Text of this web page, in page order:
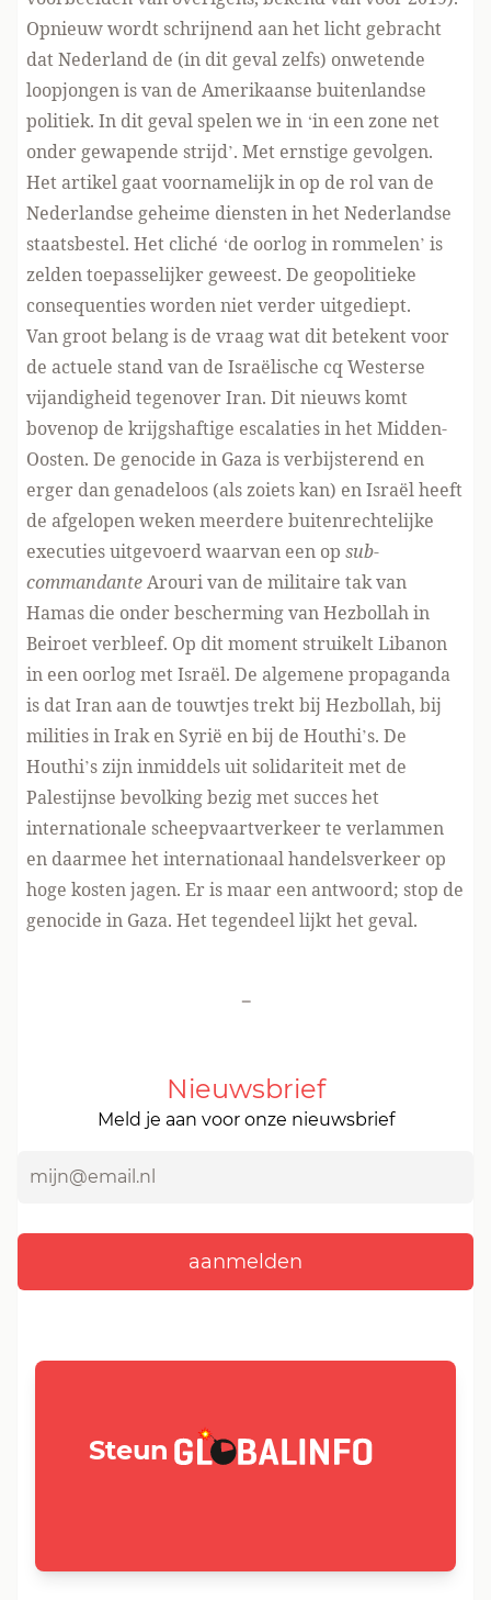
Opnieuw wordt schrijnend aan het licht gebracht
dat Nederland de (in dit geval zelfs) onwetende
loopjongen is van de Amerikaanse buitenlandse
politiek. In dit geval spelen we in ‘in een zone net
onder gewapende strijd’. Met ernstige gevolgen.
Het artikel gaat voornamelijk in op de rol van de
Nederlandse geheime diensten in het Nederlandse
staatsbestel. Het cliché ‘de oorlog in rommelen’ is
zelden toepasselijker geweest. De geopolitieke
consequenties worden niet verder uitgediept.
Van groot belang is de vraag wat dit betekent voor
de actuele stand van de Israëlische cq Westerse
vijandigheid tegenover Iran. Dit nieuws komt
bovenop de krijgshaftige escalaties in het Midden-
Oosten. De genocide in Gaza is verbijsterend en
erger dan genadeloos (als zoiets kan) en Israël heeft
de afgelopen weken meerdere buitenrechtelijke
executies uitgevoerd waarvan een op sub-
commandanteArouri van de militaire tak van
Hamas die onder bescherming van Hezbollah in
Beiroet verbleef. Op dit moment struikelt Libanon
in een oorlog met Israël. De algemene propaganda
is dat Iran aan de touwtjes trekt bij Hezbollah, bij
milities in Irak en Syrië en bij de Houthi’s. De
Houthi’s zijn inmiddels uit solidariteit met de
Palestijnse bevolking bezig met succes het
internationale scheepvaartverkeer te verlammen
en daarmee het internationaal handelsverkeer op
hoge kosten jagen. Er is maar een antwoord; stop de
genocide in Gaza. Het tegendeel lijkt het geval.
-
Nieuwsbrief
Meld je aan voor onze nieuwsbrief
Steun GLOBALINFO.nl